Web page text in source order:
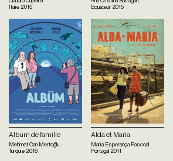
Italie 2015
Equateur 2015
Album de famille
Mehmet Can Mertoğlu
Turquie 2016
Alda et Maria
Maria Esperança Pascoal
Portugal 2011